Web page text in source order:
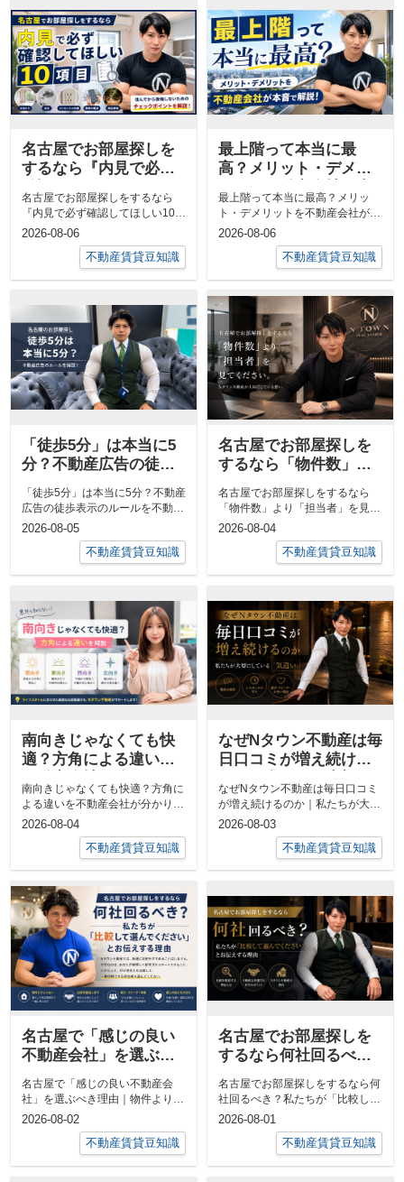
名古屋でお部屋探しを
するなら『内見で必ず
目』｜住んでから後悔
しないためのチェック
ポイント
名古屋でお部屋探しをするなら
『内見で必ず確認してほしい10項
目「写真では良さそうだったのに
住んでみた...
2026-08-06
不動産賃貸豆知識
最上階って本当に最
高？メリット・デメリ
音で解説！
最上階って本当に最高？メリッ
ト・デメリットを不動産会社が本
音で解説！お部屋探しをしている
と「できれば...
2026-08-06
不動産賃貸豆知識
「徒歩5分」は本当に5
分？不動産広告の徒歩
会社が解説！
「徒歩5分」は本当に5分？不動産
広告の徒歩表示のルールを不動産
会社が解説！お部屋探しをしてい
2026-08-05
不動産賃貸豆知識
名古屋でお部屋探しを
するなら「物件数」よ
ださい。
名古屋でお部屋探しをするなら
「物件数」より「担当者」を見て
ください。「物件数が多い不動産
会社に行けば...
2026-08-04
不動産賃貸豆知識
南向きじゃなくても快
適？方角による違いを
すく解説！
南向きじゃなくても快適？方角に
よる違いを不動産会社が分かりや
すく解説！お部屋探しをしている
と「南向き...
2026-08-04
不動産賃貸豆知識
なぜNタウン不動産は毎
日口コミが増え続ける
している「気遣い」
なぜNタウン不動産は毎日口コミ
が増え続けるのか｜私たちが大切
にしている「気遣い」「口コミを
見て来まし...
2026-08-03
不動産賃貸豆知識
名古屋で「感じの良い
不動産会社」を選ぶべ
者で満足度が変わりま
す
名古屋で「感じの良い不動産会
社」を選ぶべき理由｜物件より担
当者で満足度が変わりますお部屋
探しをすると...
2026-08-02
不動産賃貸豆知識
名古屋でお部屋探しを
するなら何社回るべ
て選んでください」と
お伝えする理由
名古屋でお部屋探しをするなら何
社回るべき？私たちが「比較して
選んでください」とお伝えする理
由「他の不...
2026-08-01
不動産賃貸豆知識